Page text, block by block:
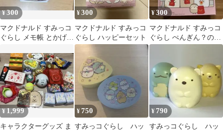
¥300
マクドナルド すみっコ
ぐらし メモ帳 とかげ
¥300
マクドナルド すみっコ
ぐらし ハッピーセット
¥300
マクドナルド すみっコ
ぐらし ぺんぎん？のや
さいとくだもののお
¥1,999
キャラクターグッズ ま
¥750
すみっコぐらし ハッ
¥ 790
すみっコぐらし ハッ